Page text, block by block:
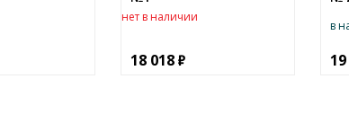
нет в наличии
18 018
в